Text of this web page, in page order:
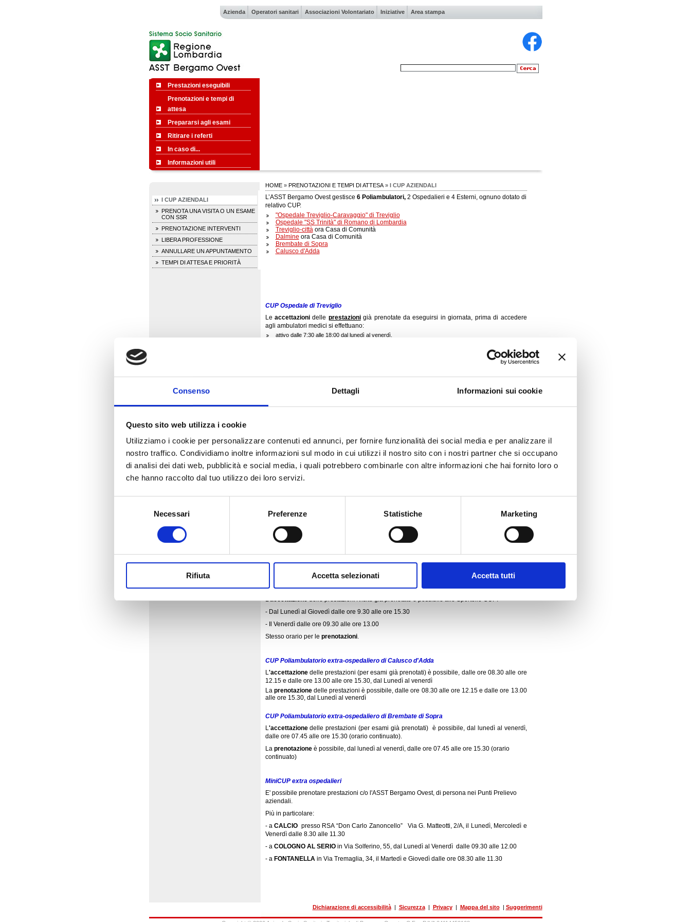
Consenso Dettagli Informazioni sui cookie
Questo sito web utilizza i cookie
Utilizziamo i cookie per personalizzare contenuti ed annunci, per fornire funzionalità dei social media e per analizzare il
nostro traffico. Condividiamo inoltre informazioni sul modo in cui utilizzi il nostro sito con i nostri partner che si occupano
di analisi dei dati web, pubblicità e social media, i quali potrebbero combinarle con altre informazioni che hai fornito loro o
che hanno raccolto dal tuo utilizzo dei loro servizi.
Necessari Preferenze Statistiche Marketing
Rifiuta Accetta selezionati Accetta tutti
Azienda Operatori sanitari Associazioni Volontariato Iniziative Area stampa
Prestazioni eseguibili
Prenotazioni e tempi di
attesa
Prepararsi agli esami
Ritirare i referti
In caso di...
Informazioni utili
I CUP AZIENDALI
PRENOTA UNA VISITA O UN ESAME
CON SSR
PRENOTAZIONE INTERVENTI
LIBERA PROFESSIONE
ANNULLARE UN APPUNTAMENTO
TEMPI DI ATTESA E PRIORITÀ
HOME» PRENOTAZIONI E TEMPI DI ATTESA» I CUP AZIENDALI
L’ASST Bergamo Ovest gestisce 6 Poliambulatori, 2 Ospedalieri e 4 Esterni, ognuno dotato di
relativo CUP.
"Ospedale Treviglio-Caravaggio" di Treviglio
Ospedale "SS Trinità" di Romano di Lombardia
Treviglio-cittàora Casa di Comunità
Dalmine ora Casa di Comunità
Brembate di Sopra
Calusco d'Adda
CUP Ospedale di Treviglio
Le accettazionidelle prestazionigià prenotate da eseguirsi in giornata, prima di accedere
agli ambulatori medici si effettuano:
attivo dalle 7:30 alle 18:00 dal lunedì al venerdì.
CUP Ospedale di Romano
Leaccettazionidelleprestazionigià prenotate da eseguirsi in giornata, prima di accedere
dalle 08.00 alle 17.00, dal lunedì al venerdì.
È necessario munirsi del numero progressivo da ritirare ai totem
CUP Casa di Comunità di Treviglio Via Matteotti
venerdì, dopo le 09.30 fino a chiususa servizio.
15.30.
CUP Casa di Comunità di Martinengo - Piazza Maggiore 11
Leprenotazioni si effettuano, dal lunedì al venerdì, dalle ore 9.00 alle ore 16.30.
CUP Casa di Comunità di Dalmine Viale Betelli
L'accettazionedelle prestazioni /visite già prenotate è possibile allo Sportello CUP:
- Dal Lunedì al Giovedì dalle ore 9.30 alle ore 15.30
- Il Venerdì dalle ore 09.30 alle ore 13.00
Stesso orario per le prenotazioni.
CUP Poliambulatorio extra-ospedaliero di Calusco d'Adda
L'accettazione delle prestazioni (per esami già prenotati) è possibile, dalle ore 08.30 alle ore
12.15 e dalle ore 13.00 alle ore 15.30, dal Lunedì al venerdì
La prenotazione delle prestazioni è possibile, dalle ore 08.30 alle ore 12.15 e dalle ore 13.00
alle ore 15.30, dal Lunedì al venerdì
CUP Poliambulatorio extra-ospedaliero di Brembate di Sopra
L'accettazionedelle prestazioni(per esami già prenotati) è possibile, dal lunedì al venerdì,
dalle ore 07.45 alle ore 15.30 (orario continuato).
La prenotazione è possibile,dal lunedì al venerdì, dalle ore 07.45 alle ore 15.30 (orario
continuato)
MiniCUP extra ospedalieri
E' possibile prenotare prestazioni c/o l'ASST Bergamo Ovest, di persona nei Punti Prelievo
aziendali.
Più in particolare:
- aCALCIOpresso RSA “Don Carlo Zanoncello” Via G. Matteotti, 2/A, il Lunedì, Mercoledì e
Venerdì dalle 8.30 alle 11.30
- a COLOGNO AL SERIOin Via Solferino, 55, dal Lunedì al Venerdì dalle 09.30 alle 12.00
- a FONTANELLA in Via Tremaglia, 34, il Martedì e Giovedì dalle ore 08.30 alle 11.30
Dichiarazione di accessibilità| Sicurezza| Privacy| Mappa del sito| Suggerimenti